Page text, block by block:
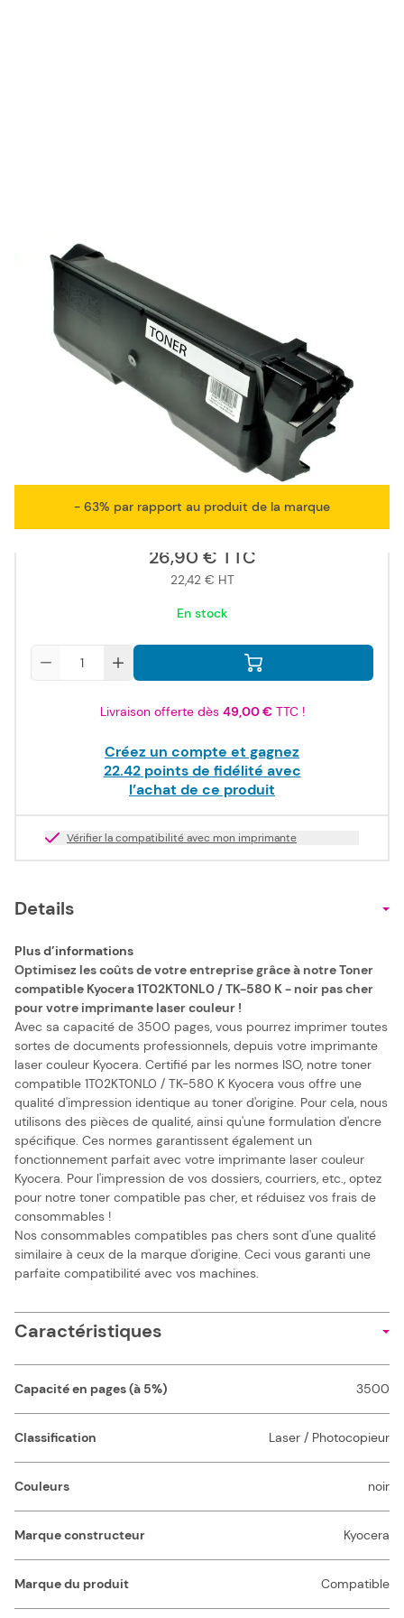
KLT580B
Réf constructeur :
1T02KT0NL0
Modèle constructeur :
TK-580 K
Capacité en pages (à 5%) :
3500
1T02KT0NL0 / TK-580 KKyocera - noir - toner compatible
- 63% par rapport au produit de la marque
26,90 € TTC
22,42 € HT
En stock
Livraison offerte dès 49,00 €TTC !
Créez un compte et gagnez
22.42points de fidélité avec
l’achat de ce produit
Vérifier la compatibilité avec mon imprimante
Details
Plus d’informations
Optimisez les coûts de votre entreprise grâce à notre Toner
compatible Kyocera 1T02KT0NL0 / TK-580 K - noir pas cher
pour votre imprimante laser couleur !
Avec sa capacité de 3500 pages, vous pourrez imprimer toutes
sortes de documents professionnels, depuis votre imprimante
laser couleur Kyocera. Certifié par les normes ISO, notre toner
compatible 1T02KT0NL0 / TK-580 K Kyocera vous offre une
qualité d'impression identique au toner d'origine. Pour cela, nous
utilisons des pièces de qualité, ainsi qu'une formulation d'encre
spécifique. Ces normes garantissent également un
fonctionnement parfait avec votre imprimante laser couleur
Kyocera. Pour l'impression de vos dossiers, courriers, etc., optez
pour notre toner compatible pas cher, et réduisez vos frais de
consommables !
Nos consommables compatibles pas chers sont d'une qualité
similaire à ceux de la marque d'origine. Ceci vous garanti une
parfaite compatibilité avec vos machines.
Caractéristiques
Capacité en pages (à 5%) 3500
Classification Laser / Photocopieur
Couleurs noir
Marque constructeur Kyocera
Marque du produit Compatible